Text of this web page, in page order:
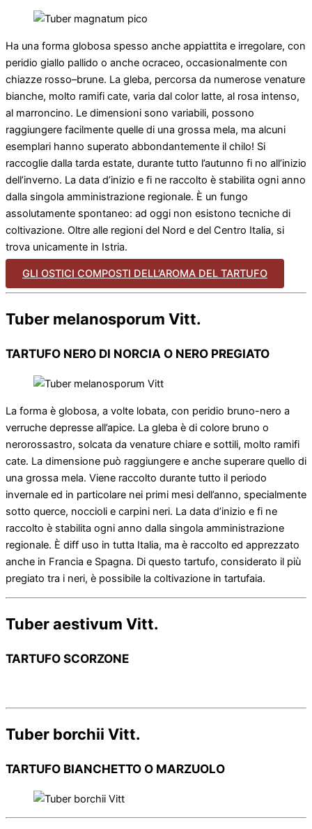
Ha una forma globosa spesso anche appiattita e irregolare, con
peridio giallo pallido o anche ocraceo, occasionalmente con
chiazze rosso–brune. La gleba, percorsa da numerose venature
bianche, molto ramifi cate, varia dal color latte, al rosa intenso,
al marroncino. Le dimensioni sono variabili, possono
raggiungere facilmente quelle di una grossa mela, ma alcuni
esemplari hanno superato abbondantemente il chilo! Si
raccoglie dalla tarda estate, durante tutto l’autunno fi no all’inizio
dell’inverno. La data d’inizio e fi ne raccolto è stabilita ogni anno
dalla singola amministrazione regionale. È un fungo
assolutamente spontaneo: ad oggi non esistono tecniche di
coltivazione. Oltre alle regioni del Nord e del Centro Italia, si
trova unicamente in Istria.
GLI OSTICI COMPOSTI DELL’AROMA DEL TARTUFO
Tuber melanosporum Vitt.
TARTUFO NERO DI NORCIA O NERO PREGIATO
La forma è globosa, a volte lobata, con peridio bruno-nero a
verruche depresse all’apice. La gleba è di colore bruno o
nerorossastro, solcata da venature chiare e sottili, molto ramifi
cate. La dimensione può raggiungere e anche superare quello di
una grossa mela. Viene raccolto durante tutto il periodo
invernale ed in particolare nei primi mesi dell’anno, specialmente
sotto querce, noccioli e carpini neri. La data d’inizio e fi ne
raccolto è stabilita ogni anno dalla singola amministrazione
regionale. È diff uso in tutta Italia, ma è raccolto ed apprezzato
anche in Francia e Spagna. Di questo tartufo, considerato il più
pregiato tra i neri, è possibile la coltivazione in tartufaia.
Tuber aestivum Vitt.
TARTUFO SCORZONE
Tuber borchii Vitt.
TARTUFO BIANCHETTO O MARZUOLO